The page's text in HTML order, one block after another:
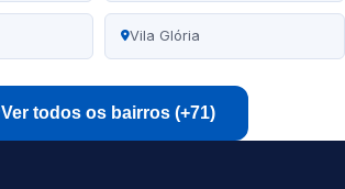
Vila Glória
Ver todos os bairros (+71)